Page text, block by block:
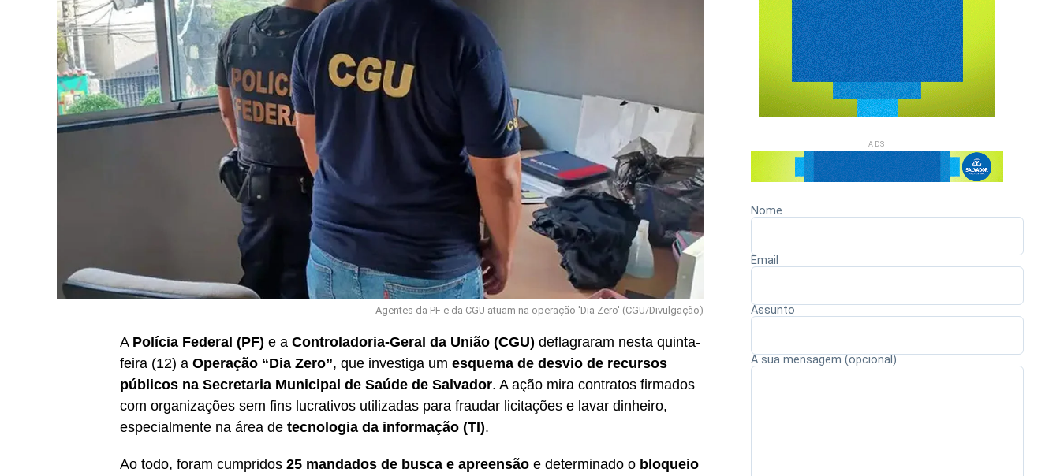
Agentes da PF e da CGU atuam na operação 'Dia Zero' (CGU/Divulgação)
A Polícia Federal (PF) e a Controladoria-Geral da União (CGU) deflagraram nesta quinta-
feira (12) a Operação “Dia Zero”, que investiga um esquema de desvio de recursos
públicos na Secretaria Municipal de Saúde de Salvador. A ação mira contratos firmados
com organizações sem fins lucrativos utilizadas para fraudar licitações e lavar dinheiro,
especialmente na área de tecnologia da informação (TI).
Ao todo, foram cumpridos 25 mandados de busca e apreensão e determinado o bloqueio
ADS
Nome
Email
Assunto
A sua mensagem (opcional)